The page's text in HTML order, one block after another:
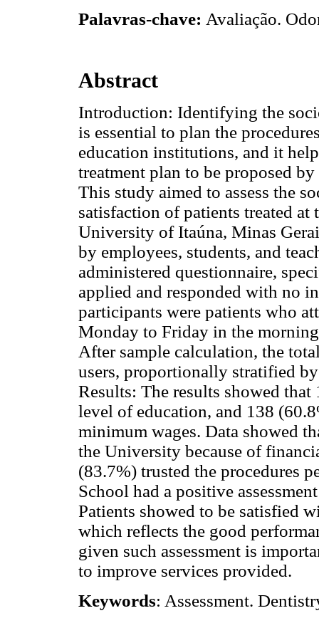
Palavras-chave: Avaliação.
Abstract
Introduction: Identifying the
is essential to plan the
education institutions, and it
treatment plan to be proposed
This study aimed to assess the
satisfaction of patients treated
University of Itaúna, Minas
by employees, students, and
administered questionnaire,
applied and responded with no
participants were patients who
Monday to Friday in the
After sample calculation, the
users, proportionally stratified
Results: The results showed
level of education, and 138
minimum wages. Data showed
the University because of
(83.7%) trusted the procedures
School had a positive
Patients showed to be satisfied
which reflects the good
given such assessment is
to improve services provided.
Keywords: Assessment.